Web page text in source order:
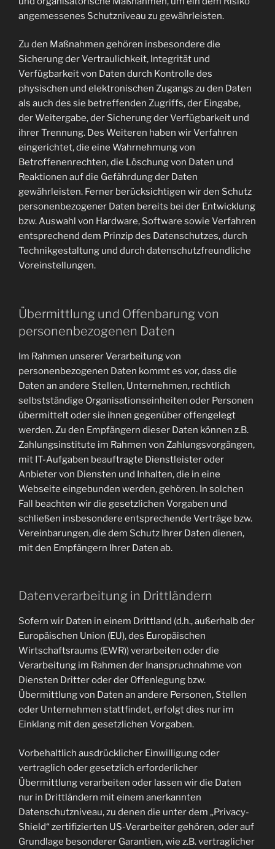
angemessenes Schutzniveau zu gewährleisten.
Zu den Maßnahmen gehören insbesondere die
Sicherung der Vertraulichkeit, Integrität und
Verfügbarkeit von Daten durch Kontrolle des
physischen und elektronischen Zugangs zu den Daten
als auch des sie betreffenden Zugriffs, der Eingabe,
der Weitergabe, der Sicherung der Verfügbarkeit und
ihrer Trennung. Des Weiteren haben wir Verfahren
eingerichtet, die eine Wahrnehmung von
Betroffenenrechten, die Löschung von Daten und
Reaktionen auf die Gefährdung der Daten
gewährleisten. Ferner berücksichtigen wir den Schutz
personenbezogener Daten bereits bei der Entwicklung
bzw. Auswahl von Hardware, Software sowie Verfahren
entsprechend dem Prinzip des Datenschutzes, durch
Technikgestaltung und durch datenschutzfreundliche
Voreinstellungen.
Übermittlung und Offenbarung von
personenbezogenen Daten
Im Rahmen unserer Verarbeitung von
personenbezogenen Daten kommt es vor, dass die
Daten an andere Stellen, Unternehmen, rechtlich
selbstständige Organisationseinheiten oder Personen
übermittelt oder sie ihnen gegenüber offengelegt
werden. Zu den Empfängern dieser Daten können z.B.
Zahlungsinstitute im Rahmen von Zahlungsvorgängen,
mit IT-Aufgaben beauftragte Dienstleister oder
Anbieter von Diensten und Inhalten, die in eine
Webseite eingebunden werden, gehören. In solchen
Fall beachten wir die gesetzlichen Vorgaben und
schließen insbesondere entsprechende Verträge bzw.
Vereinbarungen, die dem Schutz Ihrer Daten dienen,
mit den Empfängern Ihrer Daten ab.
Datenverarbeitung in Drittländern
Sofern wir Daten in einem Drittland (d.h., außerhalb der
Europäischen Union (EU), des Europäischen
Wirtschaftsraums (EWR)) verarbeiten oder die
Verarbeitung im Rahmen der Inanspruchnahme von
Diensten Dritter oder der Offenlegung bzw.
Übermittlung von Daten an andere Personen, Stellen
oder Unternehmen stattfindet, erfolgt dies nur im
Einklang mit den gesetzlichen Vorgaben.
Vorbehaltlich ausdrücklicher Einwilligung oder
vertraglich oder gesetzlich erforderlicher
Übermittlung verarbeiten oder lassen wir die Daten
nur in Drittländern mit einem anerkannten
Datenschutzniveau, zu denen die unter dem „Privacy-
Shield“ zertifizierten US-Verarbeiter gehören, oder auf
Grundlage besonderer Garantien, wie z.B. vertraglicher